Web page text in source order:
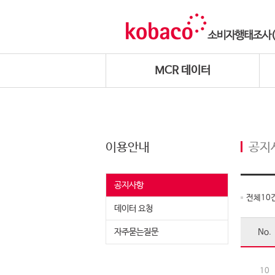
MCR 데이터
이용안내
공지사항
데이터 요청
자주묻는질문
공지
전체 10
No.
10